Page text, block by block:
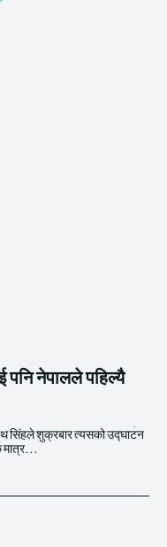
पनि नेपालले पहिल्‍यै
मात्र...